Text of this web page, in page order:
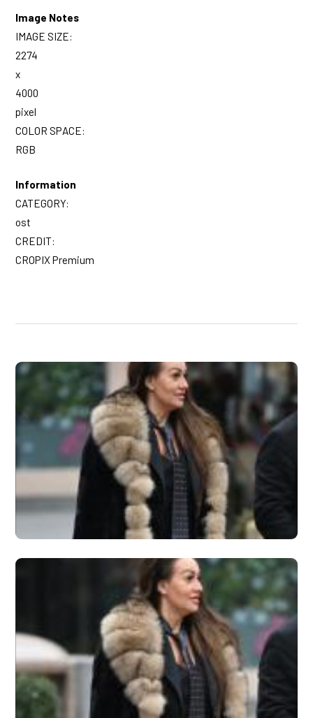
Image Notes
IMAGE SIZE:
2274
x
4000
pixel
COLOR SPACE:
RGB
Information
CATEGORY:
ost
CREDIT:
CROPIX Premium